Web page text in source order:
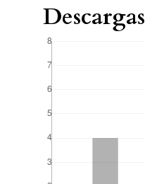
Descargas